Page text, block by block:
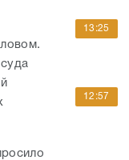
13:25
12:57